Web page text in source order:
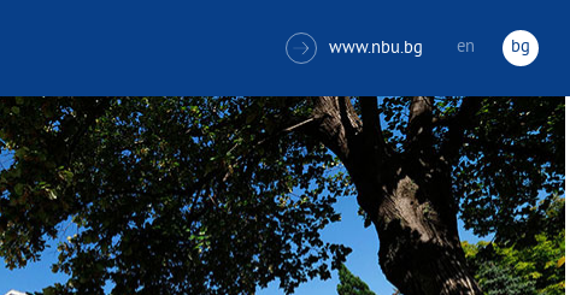
 www.nbu.bg en bg